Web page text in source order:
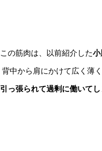
この筋肉は、以前紹介した小
背中から肩にかけて広く薄
引っ張られて過剰に働いて